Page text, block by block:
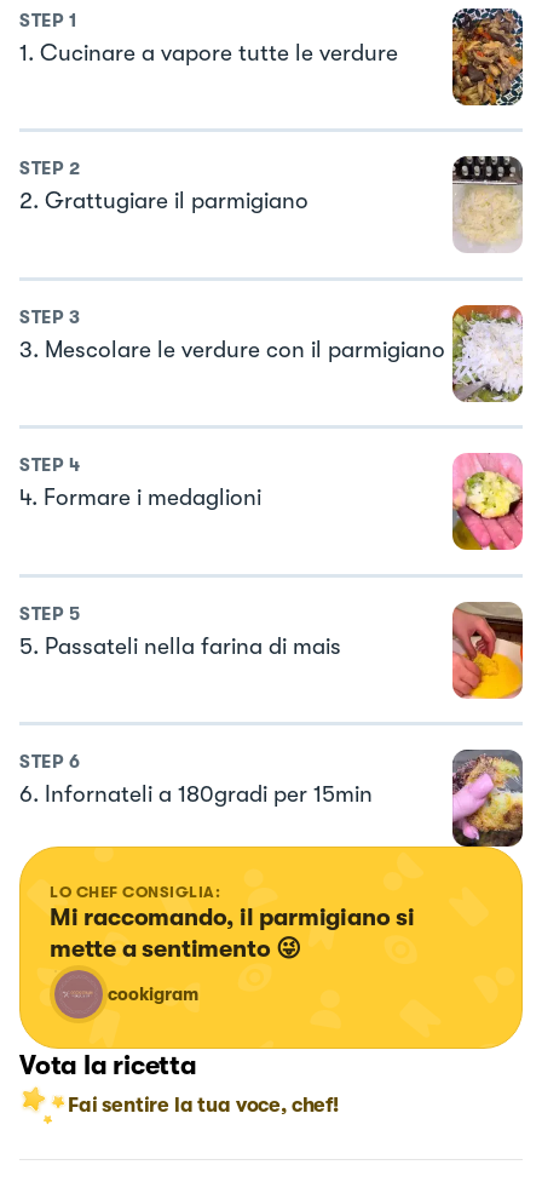
STEP 1
1. Cucinare a vapore tutte le verdure
STEP 2
2. Grattugiare il parmigiano
STEP 3
3. Mescolare le verdure con il parmigiano
STEP 4
4. Formare i medaglioni
STEP 5
5. Passateli nella farina di mais
STEP 6
6. Infornateli a 180gradi per 15min
LO CHEF CONSIGLIA:
Mi raccomando, il parmigiano si
mette a sentimento 😜
cookigram
Vota la ricetta
Fai sentire la tua voce, chef!